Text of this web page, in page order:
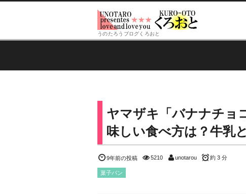
うのたろうブログくろおと
ヤマザキ「バナナチョ
味しい食べ方は？牛乳
9年前の投稿 5210 unotarou 約 3 分
菓子パン